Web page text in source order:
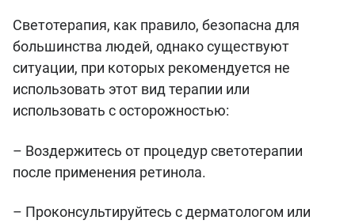
Светотерапия, как правило, безопасна для
большинства людей, однако существуют
ситуации, при которых рекомендуется не
использовать этот вид терапии или
использовать с осторожностью:
– Воздержитесь от процедур светотерапии
после применения ретинола.
– Проконсультируйтесь с дерматологом или